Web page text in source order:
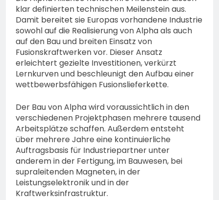
klar definierten technischen Meilenstein aus.
Damit bereitet sie Europas vorhandene Industrie
sowohl auf die Realisierung von Alpha als auch
auf den Bau und breiten Einsatz von
Fusionskraftwerken vor. Dieser Ansatz
erleichtert gezielte Investitionen, verkürzt
Lernkurven und beschleunigt den Aufbau einer
wettbewerbsfähigen Fusionslieferkette.
Der Bau von Alpha wird voraussichtlich in den
verschiedenen Projektphasen mehrere tausend
Arbeitsplätze schaffen. Außerdem entsteht
über mehrere Jahre eine kontinuierliche
Auftragsbasis für Industriepartner unter
anderem in der Fertigung, im Bauwesen, bei
supraleitenden Magneten, in der
Leistungselektronik und in der
Kraftwerksinfrastruktur.